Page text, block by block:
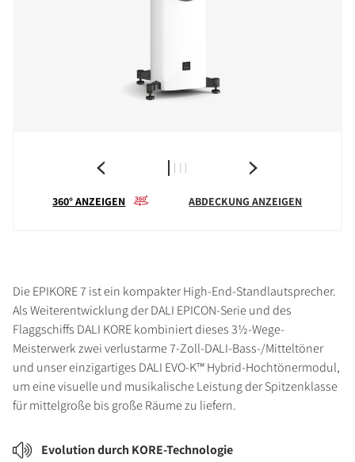
360° ANZEIGEN ABDECKUNG ANZEIGEN
Die EPIKORE 7 ist ein kompakter High-End-Standlautsprecher.
Als Weiterentwicklung der DALI EPICON-Serie und des
Flaggschiffs DALI KORE kombiniert dieses 3½-Wege-
Meisterwerk zwei verlustarme 7-Zoll-DALI-Bass-/Mitteltöner
und unser einzigartiges DALI EVO-K™ Hybrid-Hochtönermodul,
um eine visuelle und musikalische Leistung der Spitzenklasse
für mittelgroße bis große Räume zu liefern.
Evolution durch KORE-Technologie